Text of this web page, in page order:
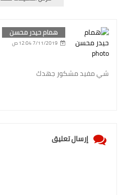
همام حيدر محسن
7/11/2019 12:04 ص
شي مفيد مشكور جهدك
إرسال تعليق